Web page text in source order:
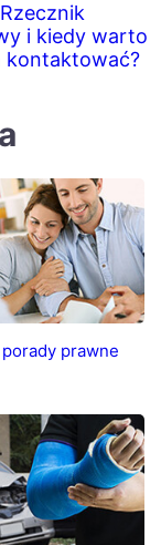
i kiedy warto
kontaktować?
porady prawne